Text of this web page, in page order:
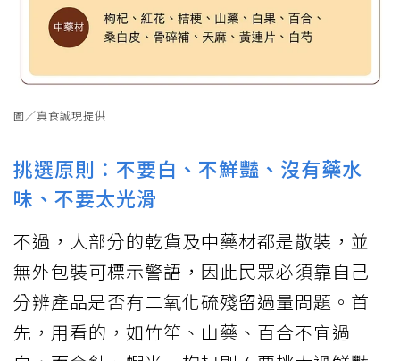
圖／真食誠現提供
挑選原則：不要白、不鮮豔、沒有藥水
味、不要太光滑
不過，大部分的乾貨及中藥材都是散裝，並
無外包裝可標示警語，因此民眾必須靠自己
分辨產品是否有二氧化硫殘留過量問題。首
先，用看的，如竹笙、山藥、百合不宜過